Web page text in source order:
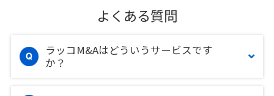
よくある質問
ラッコM&Aはどういうサービスです
か？